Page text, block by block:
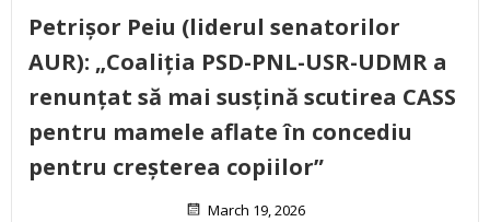
Petrișor Peiu (liderul senatorilor
AUR): „Coaliția PSD-PNL-USR-UDMR a
renunțat să mai susțină scutirea CASS
pentru mamele aflate în concediu
pentru creșterea copiilor”
March 19, 2026